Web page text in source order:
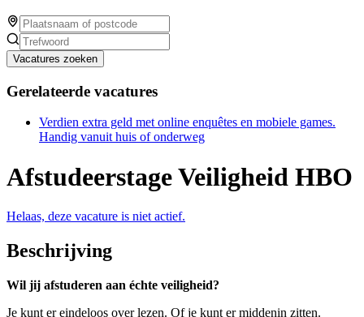
Vacatures zoeken
Gerelateerde vacatures
Verdien extra geld met online enquêtes en mobiele games.
Handig vanuit huis of onderweg
Afstudeerstage Veiligheid HBO
Helaas, deze vacature is niet actief.
Beschrijving
Wil jij afstuderen aan échte veiligheid?
Je kunt er eindeloos over lezen. Of je kunt er middenin zitten.